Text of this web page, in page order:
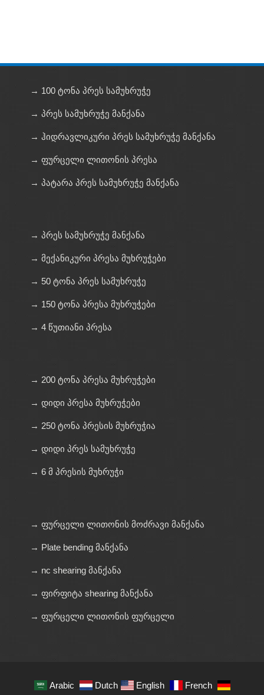
→ 100 ტონა პრეს სამუხრუჭე
→ პრეს სამუხრუჭე მანქანა
→ ჰიდრავლიკური პრეს სამუხრუჭე მანქანა
→ ფურცელი ლითონის პრესა
→ პატარა პრეს სამუხრუჭე მანქანა
→ პრეს სამუხრუჭე მანქანა
→ მექანიკური პრესა მუხრუჭები
→ 50 ტონა პრეს სამუხრუჭე
→ 150 ტონა პრესა მუხრუჭები
→ 4 წუთიანი პრესა
→ 200 ტონა პრესა მუხრუჭები
→ დიდი პრესა მუხრუჭები
→ 250 ტონა პრესის მუხრუჭია
→ დიდი პრეს სამუხრუჭე
→ 6 მ პრესის მუხრუჭი
→ ფურცელი ლითონის მოძრავი მანქანა
→ Plate bending მანქანა
→ nc shearing მანქანა
→ ფირფიტა shearing მანქანა
→ ფურცელი ლითონის ფურცელი
Arabic Dutch English
French